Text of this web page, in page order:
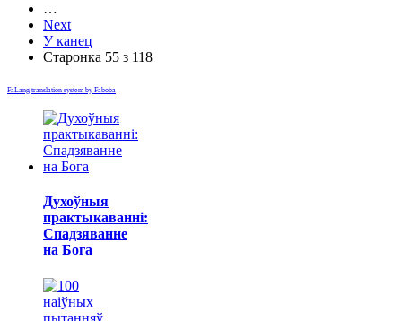
…
Next
У канец
Старонка 55 з 118
FaLang translation system by Faboba
Духоўныя
практыкаванні:
Спадзяванне
на Бога